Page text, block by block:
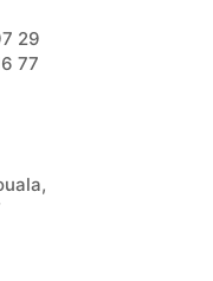
29
77